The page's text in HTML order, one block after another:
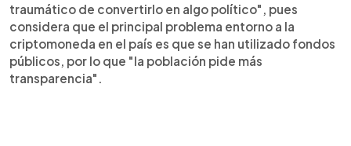
traumático de convertirlo en algo político", pues
considera que el principal problema entorno a la
criptomoneda en el país es que se han utilizado fondos
públicos, por lo que "la población pide más
transparencia".